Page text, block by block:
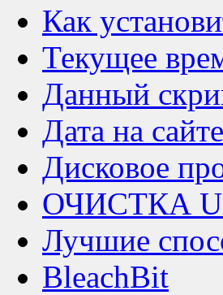
Как
Текущее
Данный
Дата на
Дисковое
ОЧИСТКА
Лучшие
BleachBit